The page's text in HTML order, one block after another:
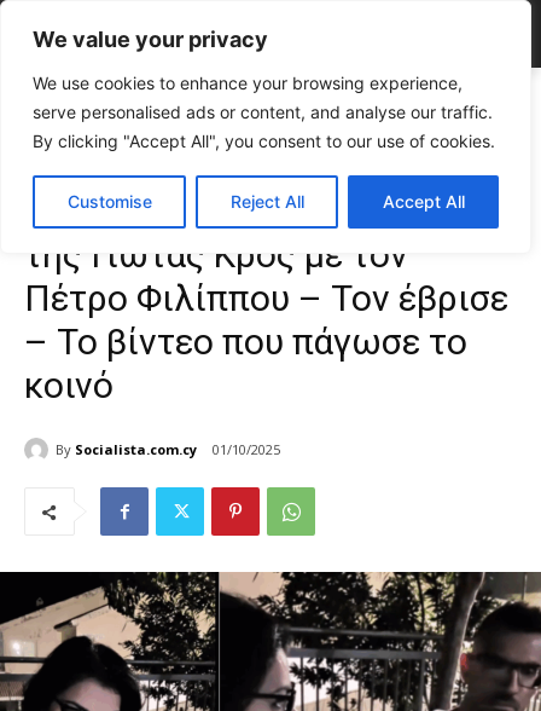
We value your privacy
We use cookies to enhance your browsing experience,
serve personalised ads or content, and analyse our traffic.
By clicking "Accept All", you consent to our use of cookies.
Customise Reject All Accept All
Home CELEBRITIES
Σάλος στο TikTok: Live καβγάς της Γιώτας Κρος
με τον Πέτρο Φιλίππου...
Σάλος στο TikTok: Live καβγάς
της Γιώτας Κρος με τον
Πέτρο Φιλίππου – Τον έβρισε
– Το βίντεο που πάγωσε το
κοινό
By Socialista.com.cy 01/10/2025